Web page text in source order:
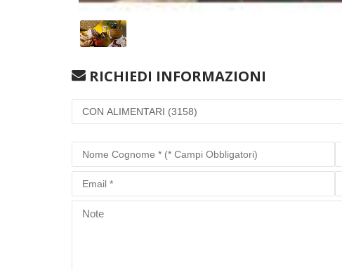
RICHIEDI INFORMAZIONI